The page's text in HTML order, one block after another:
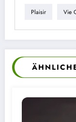
Plaisir Vie